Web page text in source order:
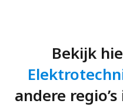
Bekijk
andere